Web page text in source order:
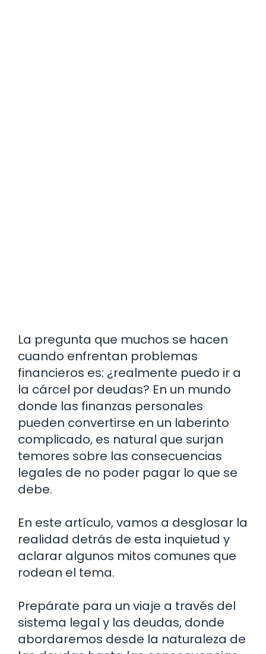
La pregunta que muchos se hacen
cuando enfrentan problemas
financieros es: ¿realmente puedo ir a
la cárcel por deudas? En un mundo
donde las finanzas personales
pueden convertirse en un laberinto
complicado, es natural que surjan
temores sobre las consecuencias
legales de no poder pagar lo que se
debe.
En este artículo, vamos a desglosar la
realidad detrás de esta inquietud y
aclarar algunos mitos comunes que
rodean el tema.
Prepárate para un viaje a través del
sistema legal y las deudas, donde
abordaremos desde la naturaleza de